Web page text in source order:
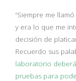
“Siempre me
y era lo que me
decisión de
Recuerdo sus
laboratorio
pruebas para